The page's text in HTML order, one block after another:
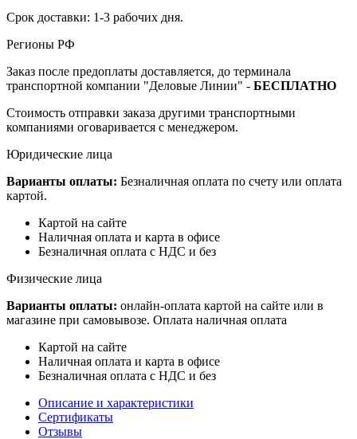
Срок доставки: 1-3 рабочих дня.
Регионы РФ
Заказ после предоплаты доставляется, до терминала
транспортной компании "Деловые Линии" - БЕСПЛАТНО
Стоимость отправки заказа другими транспортными
компаниями оговаривается с менеджером.
Юридические лица
Варианты оплаты: Безналичная оплата по счету или оплата
картой.
Картой на сайте
Наличная оплата и карта в офисе
Безналичная оплата с НДС и без
Физические лица
Варианты оплаты: онлайн-оплата картой на сайте или в
магазине при самовывозе. Оплата наличная оплата
Картой на сайте
Наличная оплата и карта в офисе
Безналичная оплата с НДС и без
Описание и характеристики
Сертификаты
Отзывы